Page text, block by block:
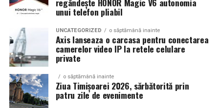
evenimente fara a sacrifica complet confortul sau
siguranta pe drumurile publice.
In acest context, anvelopele alese trebuie sa ofere un
echilibru intre aspect si functionalitate. Multi pasionati
opteaza pentru anvelope care arata bine la show, dar
care pot fi folosite si in conditii reale de trafic,
indiferent de vreme sau sezon.
De ce conteaza tipul de anvelopa la evenimentele din
regândește HONOR Magic V6 autonomia
unui telefon pliabil
UNCATEGORIZED o săptămână inainte
Axis lanseaza o carcasa pentru conectarea
camerelor video IP la retele celulare
private
o săptămână inainte
Ziua Timișoarei 2026, sărbătorită prin
patru zile de evenimente